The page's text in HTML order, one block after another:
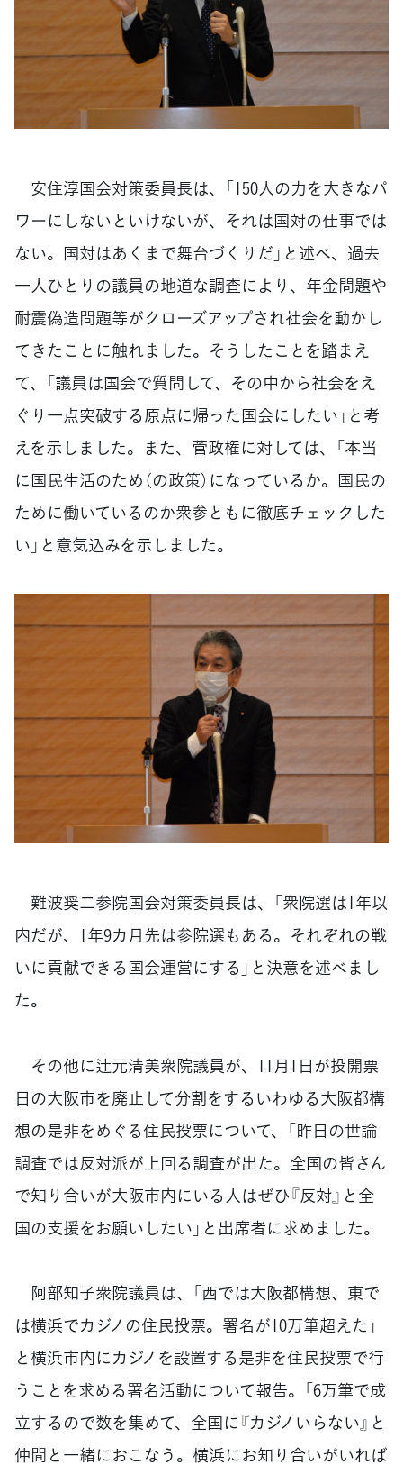
安住淳国会対策委員長は、「150人の力を大きなパ
ワーにしないといけないが、それは国対の仕事では
ない。国対はあくまで舞台づくりだ」と述べ、過去
一人ひとりの議員の地道な調査により、年金問題や
耐震偽造問題等がクローズアップされ社会を動かし
てきたことに触れました。そうしたことを踏まえ
て、「議員は国会で質問して、その中から社会をえ
ぐり一点突破する原点に帰った国会にしたい」と考
えを示しました。また、菅政権に対しては、「本当
に国民生活のため（の政策）になっているか。国民の
ために働いているのか衆参ともに徹底チェックした
い」と意気込みを示しました。
難波奨二参院国会対策委員長は、「衆院選は1年以
内だが、1年9カ月先は参院選もある。それぞれの戦
いに貢献できる国会運営にする」と決意を述べまし
た。
その他に辻元清美衆院議員が、11月1日が投開票
日の大阪市を廃止して分割をするいわゆる大阪都構
想の是非をめぐる住民投票について、「昨日の世論
調査では反対派が上回る調査が出た。全国の皆さん
で知り合いが大阪市内にいる人はぜひ『反対』と全
国の支援をお願いしたい」と出席者に求めました。
阿部知子衆院議員は、「西では大阪都構想、東で
は横浜でカジノの住民投票。署名が10万筆超えた」
と横浜市内にカジノを設置する是非を住民投票で行
うことを求める署名活動について報告。「6万筆で成
立するので数を集めて、全国に『カジノいらない』と
仲間と一緒におこなう。横浜にお知り合いがいれば